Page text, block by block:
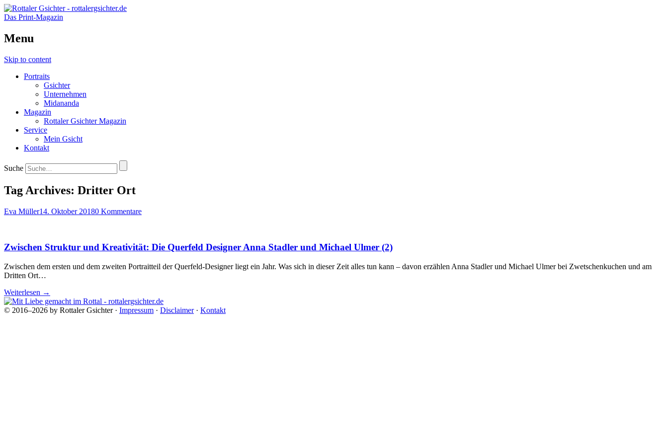
Das Print-Magazin
Menu
Skip to content
Portraits
Gsichter
Unternehmen
Midananda
Magazin
Rottaler Gsichter Magazin
Service
Mein Gsicht
Kontakt
Suche
Tag Archives: Dritter Ort
Eva Müller14. Oktober 20180 Kommentare
Zwischen Struktur und Kreativität: Die Querfeld Designer Anna Stadler und Michael Ulmer (2)
Zwischen dem ersten und dem zweiten Portraitteil der Querfeld-Designer liegt ein Jahr. Was sich in dieser Zeit alles tun kann – davon erzählen Anna Stadler und Michael Ulmer bei Zwetschenkuchen und am
Dritten Ort…
Weiterlesen →
© 2016–2026 by Rottaler Gsichter · Impressum · Disclaimer· Kontakt